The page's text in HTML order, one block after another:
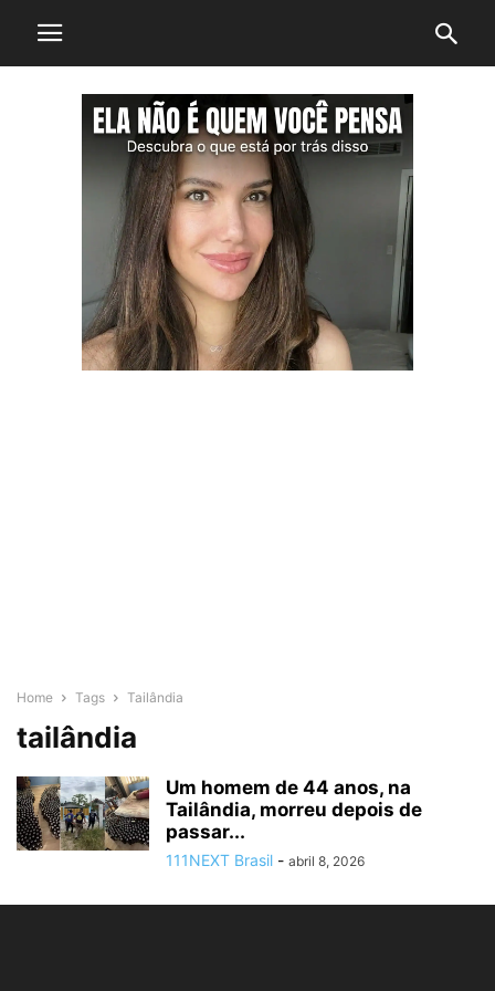
Home Tags Tailândia
tailândia
Um homem de 44 anos, na
Tailândia, morreu depois de
passar...
111NEXT Brasil - abril 8, 2026